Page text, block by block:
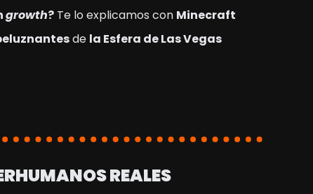
growth? Te lo explicamos con Minecraft
de la Esfera de Las Vegas
REALES